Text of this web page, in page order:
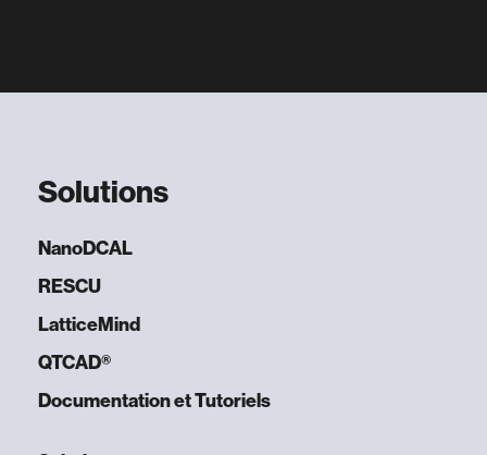
Solutions
NanoDCAL
RESCU
LatticeMind
QTCAD®
Documentation et Tutoriels